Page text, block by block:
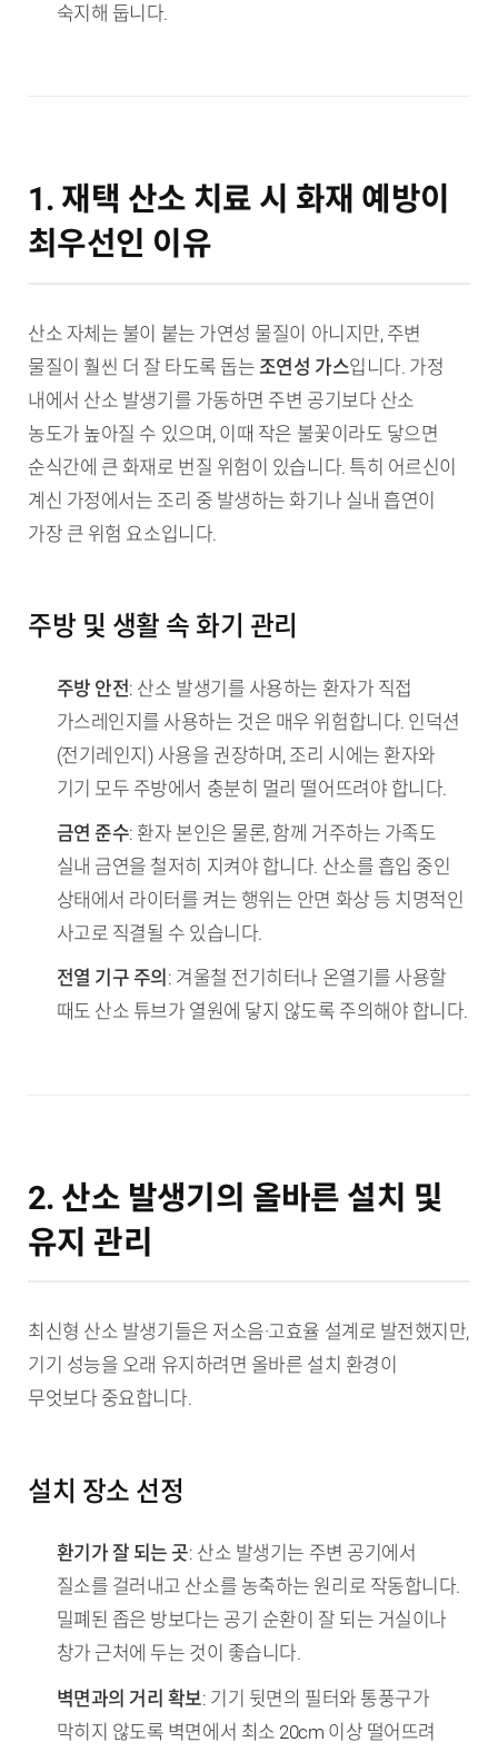
숙지해 둡니다.
1. 재택 산소 치료 시 화재 예방이
최우선인 이유
산소 자체는 불이 붙는 가연성 물질이 아니지만, 주변
물질이 훨씬 더 잘 타도록 돕는 조연성 가스입니다. 가정
내에서 산소 발생기를 가동하면 주변 공기보다 산소
농도가 높아질 수 있으며, 이때 작은 불꽃이라도 닿으면
순식간에 큰 화재로 번질 위험이 있습니다. 특히 어르신이
계신 가정에서는 조리 중 발생하는 화기나 실내 흡연이
가장 큰 위험 요소입니다.
주방 및 생활 속 화기 관리
주방 안전: 산소 발생기를 사용하는 환자가 직접
가스레인지를 사용하는 것은 매우 위험합니다. 인덕션
(전기레인지) 사용을 권장하며, 조리 시에는 환자와
기기 모두 주방에서 충분히 멀리 떨어뜨려야 합니다.
금연 준수: 환자 본인은 물론, 함께 거주하는 가족도
실내 금연을 철저히 지켜야 합니다. 산소를 흡입 중인
상태에서 라이터를 켜는 행위는 안면 화상 등 치명적인
사고로 직결될 수 있습니다.
전열 기구 주의 : 겨울철 전기히터나 온열기를 사용할
때도 산소 튜브가 열원에 닿지 않도록 주의해야 합니다.
2. 산소 발생기의 올바른 설치 및
유지 관리
최신형 산소 발생기들은 저소음·고효율 설계로 발전했지만,
기기 성능을 오래 유지하려면 올바른 설치 환경이
무엇보다 중요합니다.
설치 장소 선정
환기가 잘 되는 곳: 산소 발생기는 주변 공기에서
질소를 걸러내고 산소를 농축하는 원리로 작동합니다.
밀폐된 좁은 방보다는 공기 순환이 잘 되는 거실이나
창가 근처에 두는 것이 좋습니다.
벽면과의 거리 확보: 기기 뒷면의 필터와 통풍구가
막히지 않도록 벽면에서 최소 20cm 이상 떨어뜨려